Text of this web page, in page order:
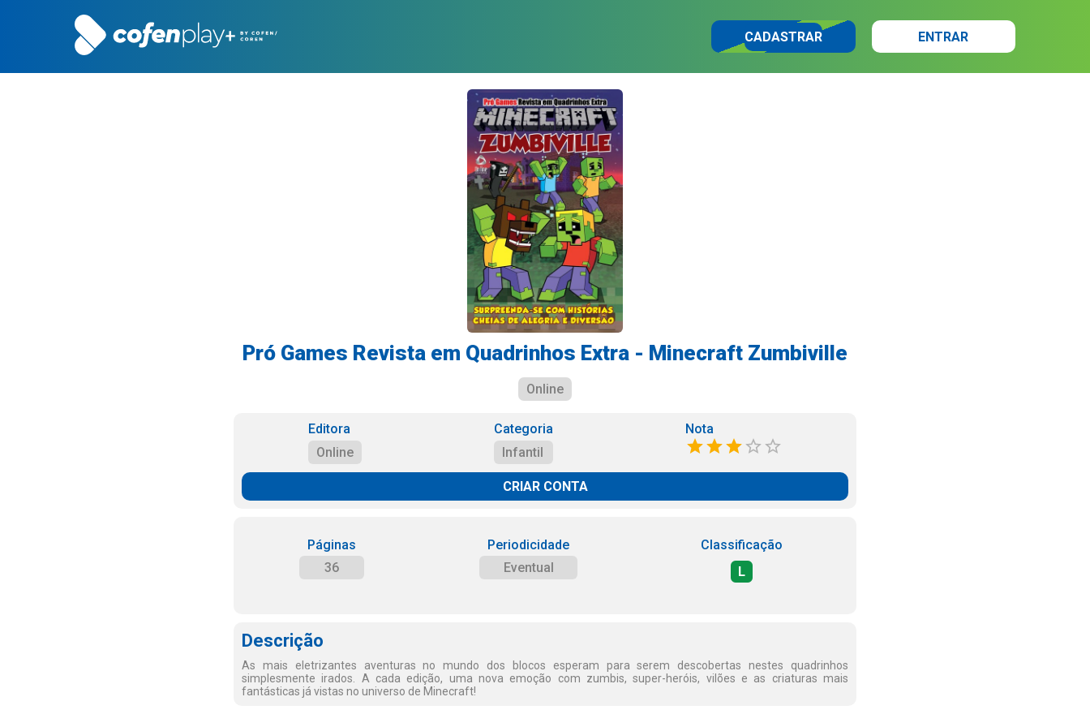
CADASTRAR ENTRAR
Pró Games Revista em Quadrinhos Extra - Minecraft Zumbiville
Online
Editora
Online
Categoria
Infantil
Nota
CRIAR CONTA
Páginas
36
Periodicidade
Eventual
Classificação
L
Descrição
As mais eletrizantes aventuras no mundo dos blocos esperam para serem descobertas nestes quadrinhos
simplesmente irados. A cada edição, uma nova emoção com zumbis, super-heróis, vilões e as criaturas mais
fantásticas já vistas no universo de Minecraft!